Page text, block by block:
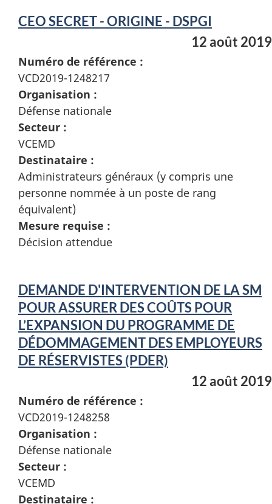
CEO SECRET - ORIGINE - DSPGI
12 août 2019
Numéro de référence :
VCD2019-1248217
Organisation :
Défense nationale
Secteur :
VCEMD
Destinataire :
Administrateurs généraux (y compris une
personne nommée à un poste de rang
équivalent)
Mesure requise :
Décision attendue
DEMANDE D'INTERVENTION DE LA SM
POUR ASSURER DES COÛTS POUR
L’EXPANSION DU PROGRAMME DE
DÉDOMMAGEMENT DES EMPLOYEURS
DE RÉSERVISTES (PDER)
12 août 2019
Numéro de référence :
VCD2019-1248258
Organisation :
Défense nationale
Secteur :
VCEMD
Destinataire :